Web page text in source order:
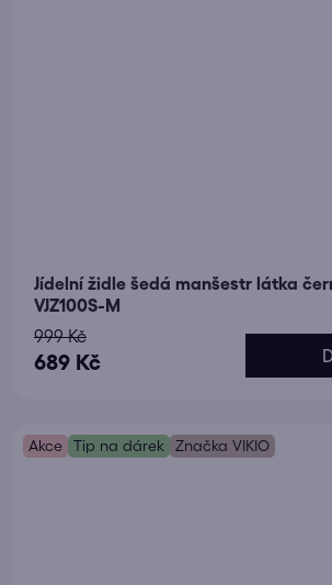
Jídelní židle šedá manšestr látka
VJZ100S-M
689 Kč
999 Kč
Akce Tip na dárek Značka VIKIO